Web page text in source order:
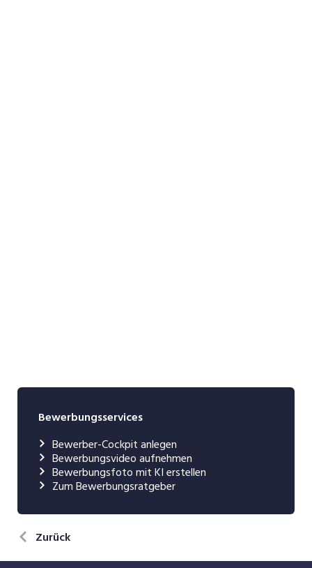
Bewerbungsservices
Bewerber-Cockpit anlegen
Bewerbungsvideo aufnehmen
Bewerbungsfoto mit KI erstellen
Zum Bewerbungsratgeber
Zurück